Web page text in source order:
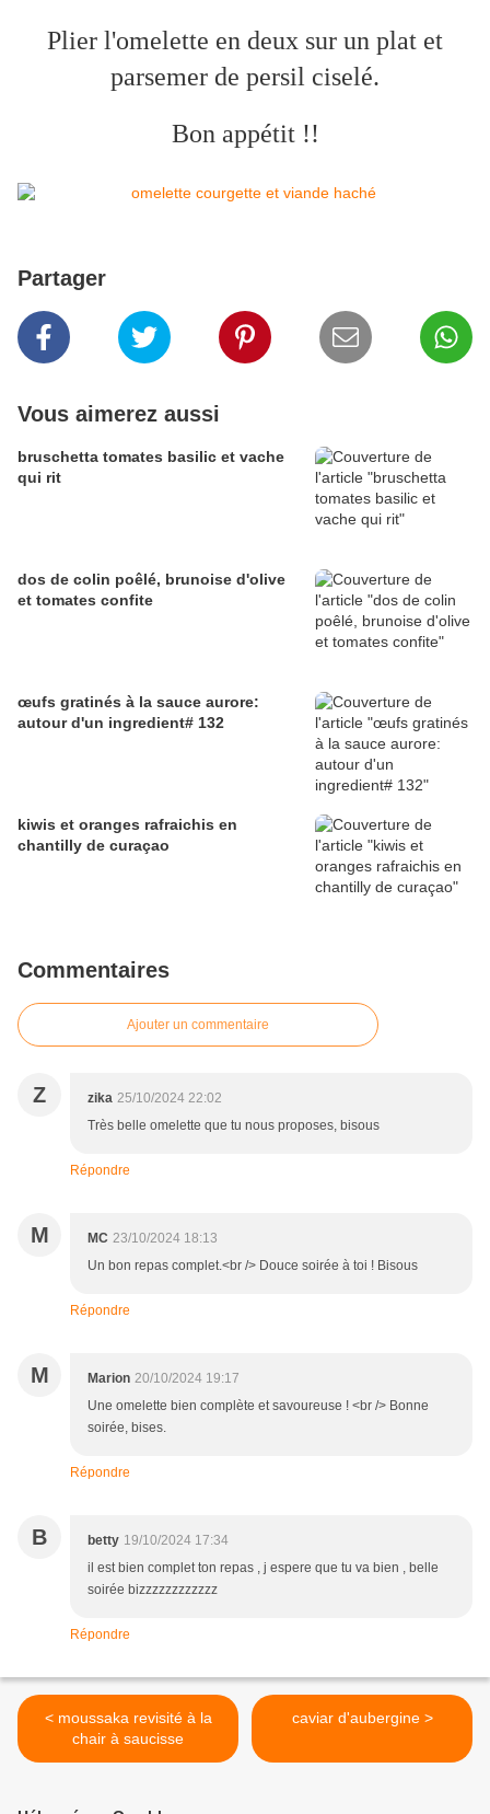
Plier l'omelette en deux sur un plat et
parsemer de persil ciselé.
Bon appétit !!
Partager
Vous aimerez aussi
bruschetta tomates basilic et vache
qui rit
dos de colin poêlé, brunoise d'olive
et tomates confite
œufs gratinés à la sauce aurore:
autour d'un ingredient# 132
kiwis et oranges rafraichis en
chantilly de curaçao
Commentaires
Ajouter un commentaire
Z zika 25/10/2024 22:02
Très belle omelette que tu nous proposes, bisous
Répondre
M MC 23/10/2024 18:13
Un bon repas complet.<br /> Douce soirée à toi ! Bisous
Répondre
M Marion 20/10/2024 19:17
Une omelette bien complète et savoureuse ! <br /> Bonne
soirée, bises.
Répondre
B betty 19/10/2024 17:34
il est bien complet ton repas , j espere que tu va bien , belle
soirée bizzzzzzzzzzzz
Répondre
< moussaka revisité à la
chair à saucisse
caviar d'aubergine >